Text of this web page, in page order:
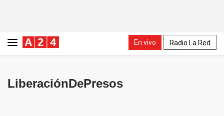
En vivo Radio La Red
LiberaciónDePresos